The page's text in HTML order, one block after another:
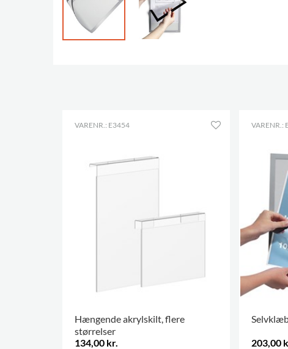
VARENR.: E3454
Hængende akrylskilt, flere
størrelser
134,00 kr.
VARENR.:
203,00